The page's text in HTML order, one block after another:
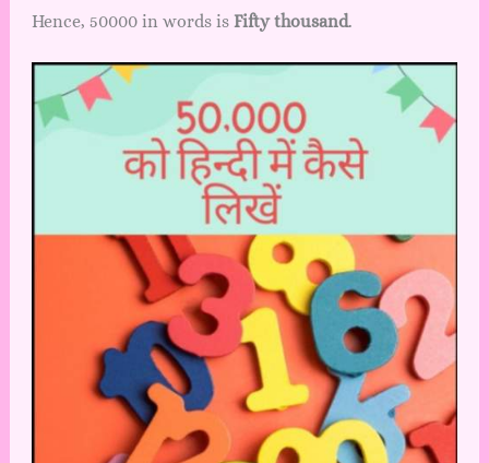
Hence, 50000 in words is Fifty thousand.